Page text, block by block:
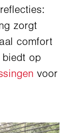
zorgt
comfort
op
voor